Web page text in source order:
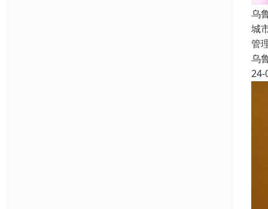
乌
城
管
乌
24-